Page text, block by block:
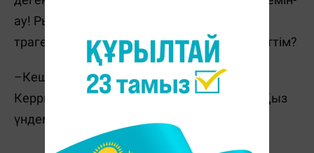
ау! Рымғали Нұрғалидың «Аяқталмаған
трагедиясы» болып жүрсем ше? Не деп кеттім?
–Кешіріңіз, Теодор Драйзердің «Аяулы
Керриіне» ұқсайды екенсіз...– дедім мен. Қыз
үндемеді.